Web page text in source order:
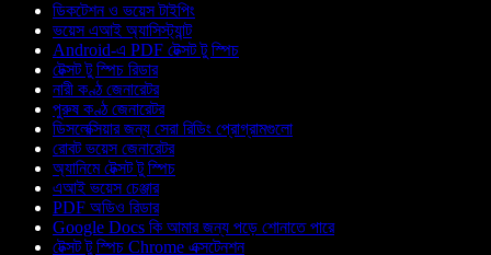
ডিকটেশন ও ভয়েস টাইপিং
ভয়েস এআই অ্যাসিস্ট্যান্ট
Android-এ PDF টেক্সট টু স্পিচ
টেক্সট টু স্পিচ রিডার
নারী কণ্ঠ জেনারেটর
পুরুষ কণ্ঠ জেনারেটর
ডিসলেক্সিয়ার জন্য সেরা রিডিং প্রোগ্রামগুলো
রোবট ভয়েস জেনারেটর
অ্যানিমে টেক্সট টু স্পিচ
এআই ভয়েস চেঞ্জার
PDF অডিও রিডার
Google Docs কি আমার জন্য পড়ে শোনাতে পারে
টেক্সট টু স্পিচ Chrome এক্সটেনশন